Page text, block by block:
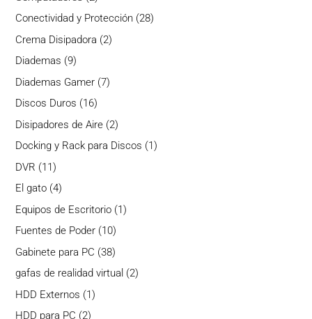
productos
Conectividad y Protección 2828
Crema Disipadora 22
Diademas 99
productos
Diademas Gamer 77
Discos Duros 1616
productos
Disipadores de Aire 22
productos
Docking y Rack para Discos 1 1
DVR 1111
productos
El gato 44
productos
Equipos de Escritorio 11
Fuentes de Poder 1010
productos
Gabinete para PC 3838
productos
gafas de realidad virtual 22
HDD Externos 11
HDD para PC 22